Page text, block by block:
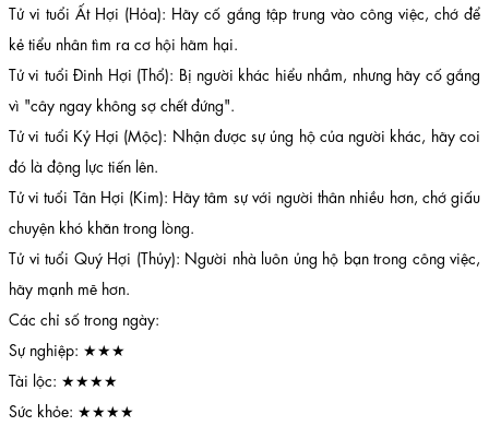
Tử vi tuổi Ất Hợi (Hỏa): Hãy cố gắng tập trung vào công việc, chớ để
kẻ tiểu nhân tìm ra cơ hội hãm hại.
Tử vi tuổi Đinh Hợi (Thổ): Bị người khác hiểu nhầm, nhưng hãy cố gắng
vì "cây ngay không sợ chết đứng".
Tử vi tuổi Kỷ Hợi (Mộc): Nhận được sự ủng hộ của người khác, hãy coi
đó là động lực tiến lên.
Tử vi tuổi Tân Hợi (Kim): Hãy tâm sự với người thân nhiều hơn, chớ giấu
chuyện khó khăn trong lòng.
Tử vi tuổi Quý Hợi (Thủy): Người nhà luôn ủng hộ bạn trong công việc,
hãy mạnh mẽ hơn.
Các chỉ số trong ngày:
Sự nghiệp: ★★★
Tài lộc: ★★★★
Sức khỏe: ★★★★